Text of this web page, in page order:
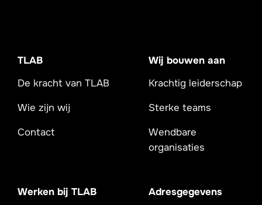
TLAB
De kracht van TLAB
Wie zijn wij
Contact
Wij bouwen aan
Krachtig leiderschap
Sterke teams
Wendbare
organisaties
Werken bij TLAB
Adresgegevens